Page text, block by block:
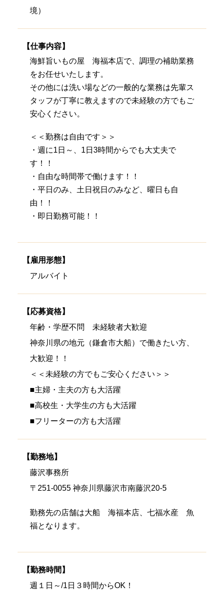
境）
【仕事内容】
海鮮旨いもの屋 海福本店で、調理の補助業務
をお任せいたします。
その他には洗い場などの一般的な業務は先輩ス
タッフが丁寧に教えますので未経験の方でもご
安心ください。
＜＜勤務は自由です＞＞
・週に1日～、1日3時間からでも大丈夫で
す！！
・自由な時間帯で働けます！！
・平日のみ、土日祝日のみなど、曜日も自
由！！
・即日勤務可能！！
【雇用形態】
アルバイト
【応募資格】
年齢・学歴不問 未経験者大歓迎
神奈川県の地元（鎌倉市大船）で働きたい方、
大歓迎！！
＜＜未経験の方でもご安心ください＞＞
■主婦・主夫の方も大活躍
■高校生・大学生の方も大活躍
■フリーターの方も大活躍
【勤務地】
藤沢事務所
〒251-0055 神奈川県藤沢市南藤沢20-5
勤務先の店舗は大船 海福本店、七福水産 魚
福となります。
【勤務時間】
週１日～/1日３時間からOK！